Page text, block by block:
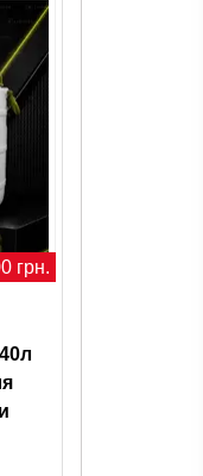
грн.